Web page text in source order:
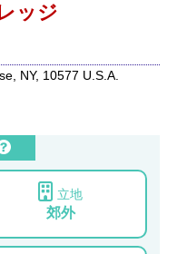
ッジ
NY, 10577 U.S.A.
立地
郊外